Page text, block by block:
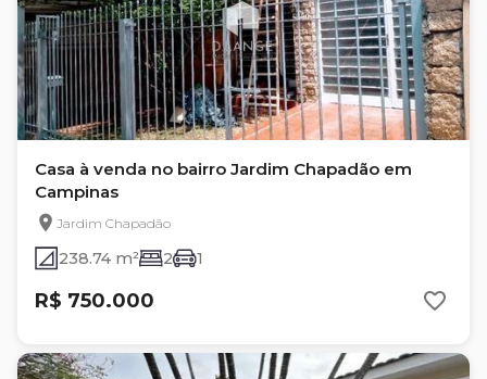
Casa à venda no bairro Jardim Chapadão em
Campinas
Jardim Chapadão
238.74 m² 2 1
R$ 750.000